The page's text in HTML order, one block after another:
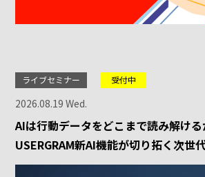
ライブセミナー 受付中
2026.08.19 Wed.
AIは行動データをどこまで読み解け
USERGRAM新AI機能が切り拓く次世